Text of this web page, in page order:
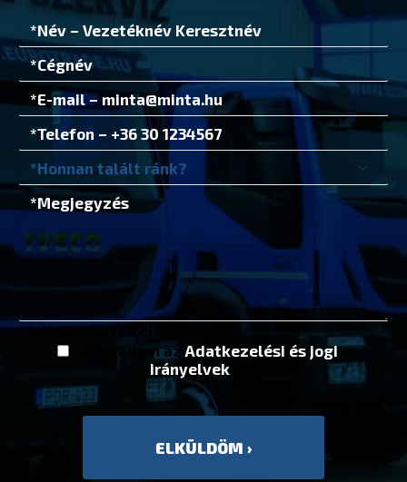
* kötelezően kitöltendő
Elfogadom az Adatkezelési és jogi
irányelveket